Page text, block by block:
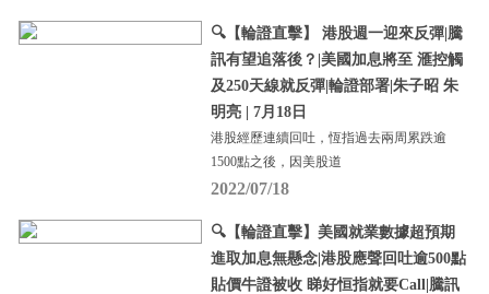
🔍【輪證直擊】 港股週一迎來反彈|騰
訊有望追落後？|美國加息將至 滙控觸
及250天線就反彈|輪證部署|朱子昭 朱
明亮 | 7月18日
港股經歷連續回吐，恆指過去兩周累跌逾
1500點之後，因美股道
2022/07/18
🔍【輪證直擊】美國就業數據超預期
進取加息無懸念|港股應聲回吐逾500點
貼價牛證被收 睇好恒指就要Call|騰訊